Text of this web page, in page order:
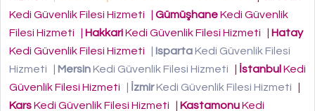
Kedi Güvenlik Filesi Hizmeti
| GümüşhaneKedi Güvenlik
Filesi Hizmeti
| HakkariKedi Güvenlik Filesi Hizmeti | Hatay
Kedi Güvenlik Filesi Hizmeti
| IspartaKedi Güvenlik Filesi
Hizmeti
| MersinKedi Güvenlik Filesi Hizmeti | İstanbulKedi
Güvenlik Filesi Hizmeti
| İzmirKedi Güvenlik Filesi Hizmeti
|
KarsKedi Güvenlik Filesi Hizmeti | KastamonuKedi